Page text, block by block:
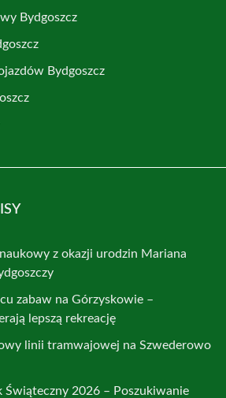
Bydgoszcz
Bydgoszcz
z okazji urodzin Mariana
zabaw na Górzyskowie –
lepszą rekreację
linii tramwajowej na Szwederowo
Świąteczny 2026 – Poszukiwanie